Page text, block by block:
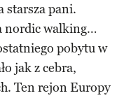
starsza pani.
nordic walking…
pobytu w
jak z cebra,
Ten rejon Europy